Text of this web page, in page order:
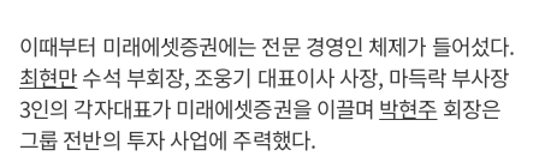
이때부터 미래에셋증권에는 전문 경영인 체제가 들어섰다.
최현만수석 부회장, 조웅기 대표이사 사장, 마득락 부사장
3인의 각자대표가 미래에셋증권을 이끌며 박현주 회장은
그룹 전반의 투자 사업에 주력했다.